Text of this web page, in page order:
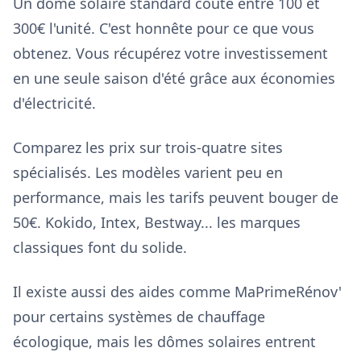
300€ l'unité. C'est honnête pour ce que vous
obtenez. Vous récupérez votre investissement
en une seule saison d'été grâce aux économies
d'électricité.
Comparez les prix sur trois-quatre sites
spécialisés. Les modèles varient peu en
performance, mais les tarifs peuvent bouger de
50€. Kokido, Intex, Bestway... les marques
classiques font du solide.
Il existe aussi des aides comme MaPrimeRénov'
pour certains systèmes de chauffage
écologique, mais les dômes solaires entrent